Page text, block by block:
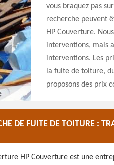
vous braquez pas
recherche peuvent
HP Couverture.
interventions, mais
interventions. Les
la fuite de toiture,
proposons des prix
DE FUITE DE TOITURE :
HP Couverture est une